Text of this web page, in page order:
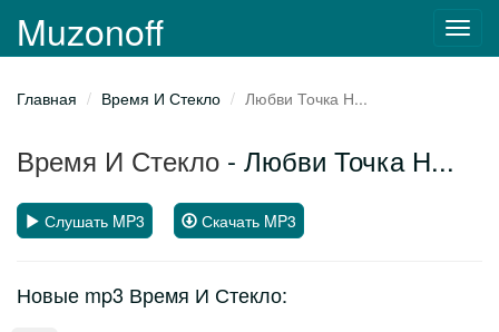
Muzonoff
Главная Время И Стекло Любви Точка Н...
Время И Стекло - Любви Точка Н...
Слушать MP3 Скачать MP3
Новые mp3 Время И Стекло: